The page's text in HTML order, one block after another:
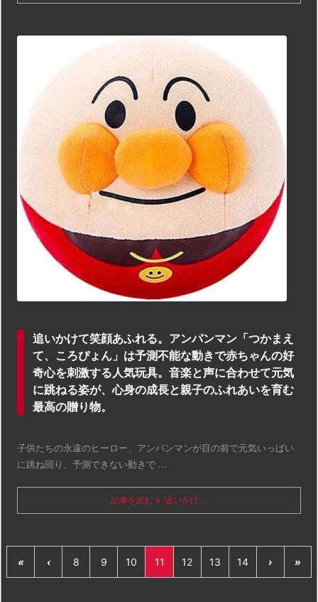
追いかけて笑顔あふれる。アンパンマン「つかまえ
て、ころぴょん」は予測不能な動きで赤ちゃんの好
奇心を刺激する人気玩具。音楽と声に合わせて元気
に跳ねる姿が、心身の成長と親子のふれあいを育む
最高の贈り物。
子供たちの永遠のヒーロー、アンパンマンが目の前で元気いっぱい
に跳ね回り、予測できない動きで ...
記事を読む 追いかけ ...
« ‹ 8 9 10 11 12 13 14 › »